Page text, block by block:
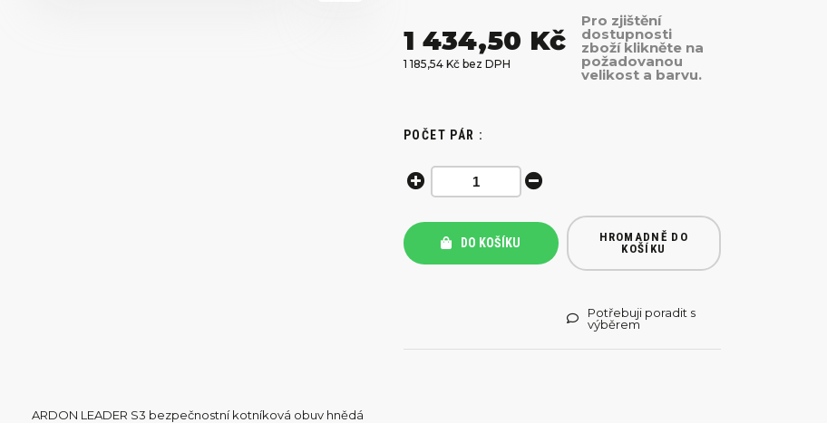
1 434,50 Kč
1 185,54 Kč bez DPH
Pro zjištění
dostupnosti
zboží klikněte na
požadovanou
velikost a barvu.
POČET PÁR :
DO KOŠÍKU
HROMADNĚ DO
KOŠÍKU
Potřebuji poradit s
výběrem
ARDON LEADER S3 bezpečnostní kotníková obuv hnědá